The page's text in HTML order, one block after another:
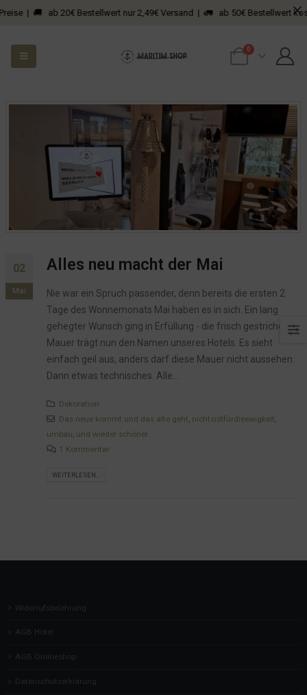
| 🚚 ab 20€ Bestellwert nur 2,49€ Versand | 🚛 ab 50€ Bestellwert
0
02
Mai
Alles neu macht der Mai
Nie war ein Spruch passender, denn bereits die ersten 2
Tage des Wonnemonats Mai haben es in sich. Ein lang
gehegter Wunsch ging in Erfüllung - die frisch gestrichene
Mauer trägt nun den Namen unseres Hotels. Es sieht
einfach geil aus, anders darf diese Mauer nicht aussehen.
Dann etwas technisches. Alle...
Dekoration
Das neue kommt und das alte geht, nichtsistfürdieewigkeit,
umbau, und wieder schöner
1 Kommentar
WEITERLESEN...
Widerrufsbelehrung
AGB Hotel
AGB Onlineshop
Datenschutzerklärung